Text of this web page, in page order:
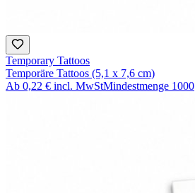
Temporary Tattoos
Temporäre Tattoos (5,1 x 7,6 cm)
Ab 0,22 € incl. MwStMindestmenge 1000